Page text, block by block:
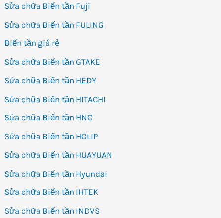
Sửa chữa Biến tần Fuji
Sửa chữa Biến tần FULING
Biến tần giá rẻ
Sửa chữa Biến tần GTAKE
Sửa chữa Biến tần HEDY
Sửa chữa Biến tần HITACHI
Sửa chữa Biến tần HNC
Sửa chữa Biến tần HOLIP
Sửa chữa Biến tần HUAYUAN
Sửa chữa Biến tần Hyundai
Sửa chữa Biến tần IHTEK
Sửa chữa Biến tần INDVS